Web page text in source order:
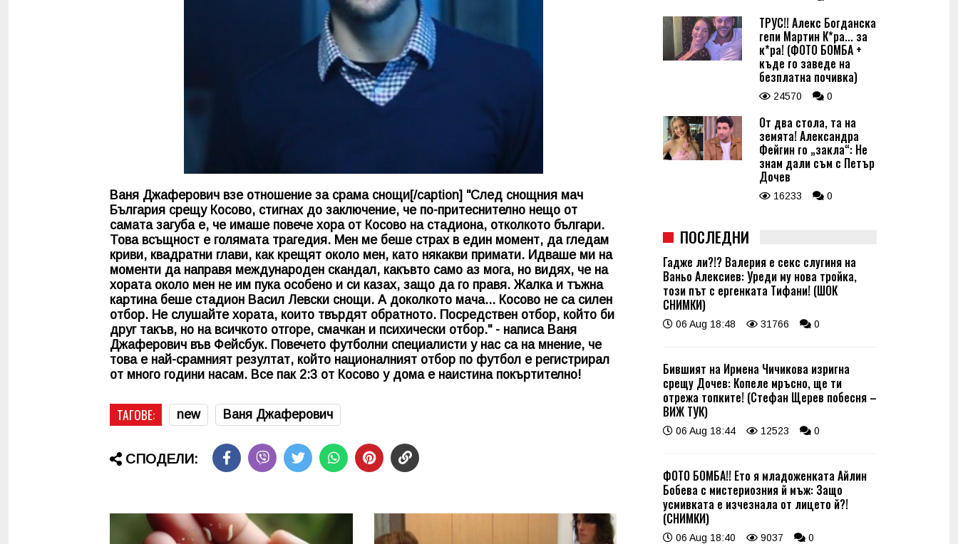
Ваня Джаферович взе отношение за срама снощи[/caption] "След снощния мач
България срещу Косово, стигнах до заключение, че по-притеснително нещо от
самата загуба е, че имаше повече хора от Косово на стадиона, отколкото българи.
Това всъщност е голямата трагедия. Мен ме беше страх в един момент, да гледам
криви, квадратни глави, как крещят около мен, като някакви примати. Идваше ми на
моменти да направя международен скандал, какъвто само аз мога, но видях, че на
хората около мен не им пука особено и си казах, защо да го правя. Жалка и тъжна
картина беше стадион Васил Левски снощи. А доколкото мача... Косово не са силен
отбор. Не слушайте хората, които твърдят обратното. Посредствен отбор, който би
друг такъв, но на всичкото отгоре, смачкан и психически отбор." - написа Ваня
Джаферович във Фейсбук. Повечето футболни специалисти у нас са на мнение, че
това е най-срамният резултат, който националният отбор по футбол е регистрирал
от много години насам. Все пак 2:3 от Косово у дома е наистина покъртително!
ТАГОВЕ: new Ваня Джаферович
СПОДЕЛИ:
ТРУС!! Алекс Богданска
гепи Мартин К*ра... за
к*ра! (ФОТО БОМБА +
къде го заведе на
безплатна почивка)
24570 0
От два стола, та на
земята! Александра
Фейгин го „закла“: Не
знам дали съм с Петър
Дочев
16233 0
ПОСЛЕДНИ
Гадже ли?!? Валерия е секс слугиня на
Ваньо Алексиев: Уреди му нова тройка,
този път с ергенката Тифани! (ШОК
СНИМКИ)
06 Aug 18:48 31766 0
Бившият на Ирмена Чичикова изригна
срещу Дочев: Копеле мръсно, ще ти
отрежа топките! (Стефан Щерев побесня –
ВИЖ ТУК)
06 Aug 18:44 12523 0
ФОТО БОМБА!! Ето я младоженката Айлин
Бобева с мистериозния й мъж: Защо
усмивката е изчезнала от лицето й?!
(СНИМКИ)
06 Aug 18:40 9037 0